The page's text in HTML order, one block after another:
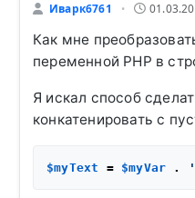
Иварк6761 •
Как мне
переменной PHP в
Я искал способ
конкатенировать с
$myText = $myVar .